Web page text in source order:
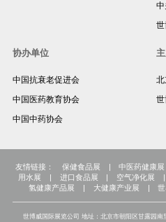
中
世
协办单位
中国抗衰老促进会
中国医药教育协会
中国中药协会
北
世
友情链接： 保健食品展 | 中医药健康展
用水展
| 进口食品展 | 空气净化展 |
氢健康产品展
| 大健康产业展 |
世博威国际展览公司 地址：北京市朝阳区甘露园南